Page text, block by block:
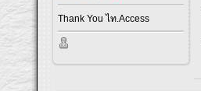
Thank You ไท.Access